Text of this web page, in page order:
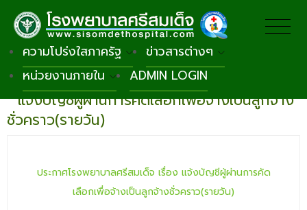
ความโปร่งใสภาครัฐ
ข่าวสารต่างๆ
หน่วยงานภายใน
ADMIN LOGIN
กลับหน้าหลัก
แจ้งบัญชีผู้ผ่านการคัดเลือกเพื่อจ้างเป็นลูกจ้าง
ชั่วคราว(รายวัน)
ประกาศโรงพยาบาลศรีสมเด็จ เรื่อง แจ้งบัญชีผู้ผ่านการคัด
เลือกเพื่อจ้างเป็นลูกจ้างชั่วคราว(รายวัน)